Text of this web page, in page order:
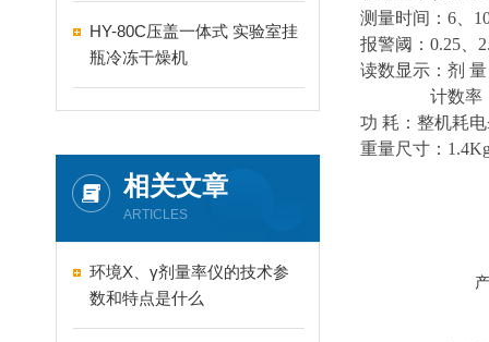
HY-80C压盖一体式 实验室挂
瓶冷冻干燥机
相关文章
ARTICLES
环境X、γ剂量率仪的技术参
数和特点是什么
测量时间： 6、
报警阈： 0.25、
读数显示：剂 量
计数率
功 耗：整机耗电
重量尺寸：